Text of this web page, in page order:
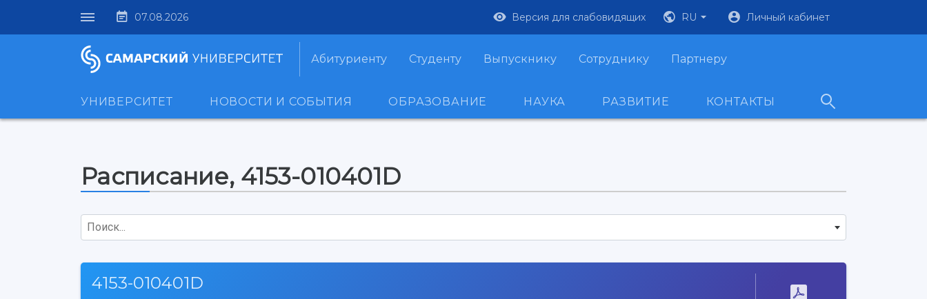
07.08.2026 Версия для слабовидящих RU Личный кабинет
Абитуриенту Студенту Выпускнику Сотруднику Партнеру
УНИВЕРСИТЕТ НОВОСТИ И СОБЫТИЯ ОБРАЗОВАНИЕ НАУКА РАЗВИТИЕ КОНТАКТЫ
Расписание, 4153-010401D
Поиск...
4153-010401D